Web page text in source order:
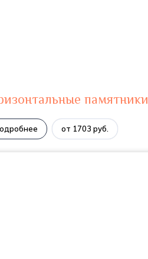
памятники
от 1703 руб.